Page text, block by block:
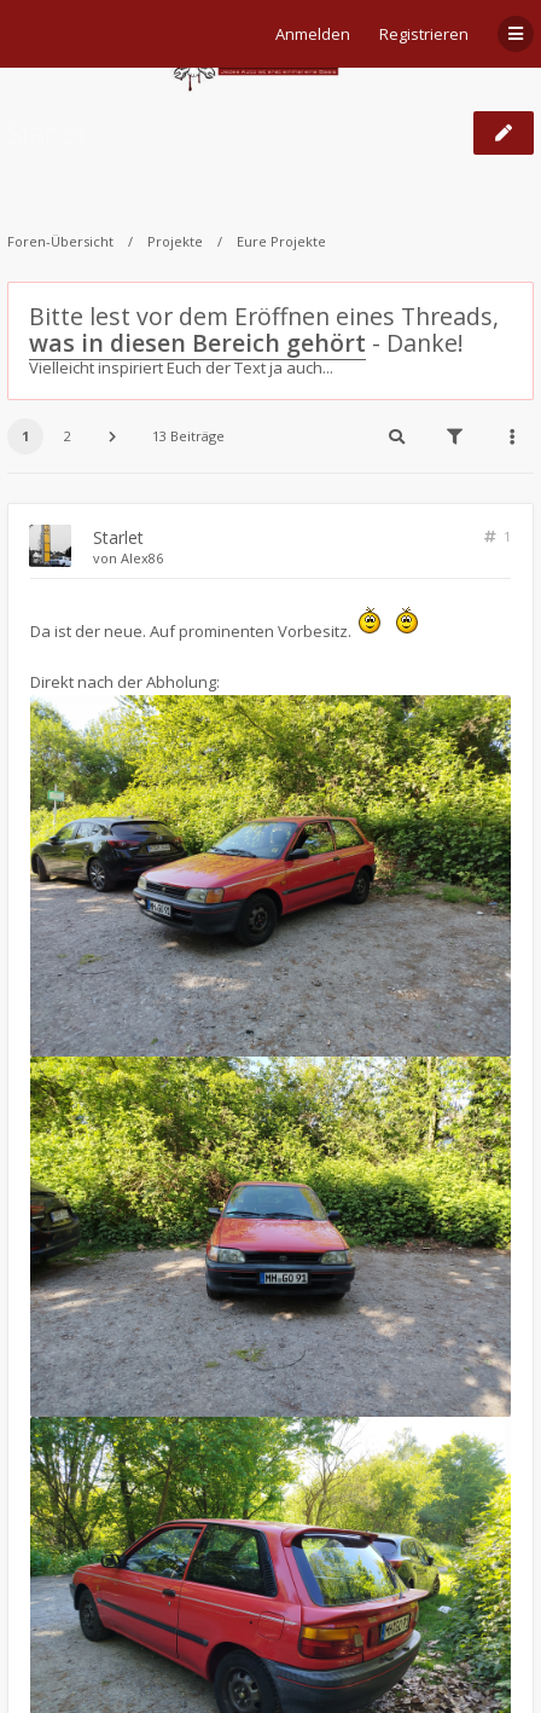
Anmelden Registrieren
Foren-Übersicht Projekte Eure Projekte
Bitte lest vor dem Eröffnen eines Threads,
was in diesen Bereich gehört - Danke!
Vielleicht inspiriert Euch der Text ja auch...
1 2 13 Beiträge
Starlet
1
von Alex86
Da ist der neue. Auf prominenten Vorbesitz.
Direkt nach der Abholung: